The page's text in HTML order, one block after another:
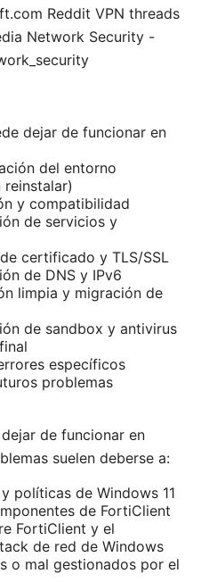
Reddit VPN threads
Network Security -
dejar de funcionar en
del entorno
reinstalar)
y compatibilidad
de servicios y
certificado y TLS/SSL
de DNS y IPv6
limpia y migración de
de sandbox y antivirus
específicos
problemas
de funcionar en
suelen deberse a:
políticas de Windows 11
de FortiClient
FortiClient y el
de red de Windows
o mal gestionados por el